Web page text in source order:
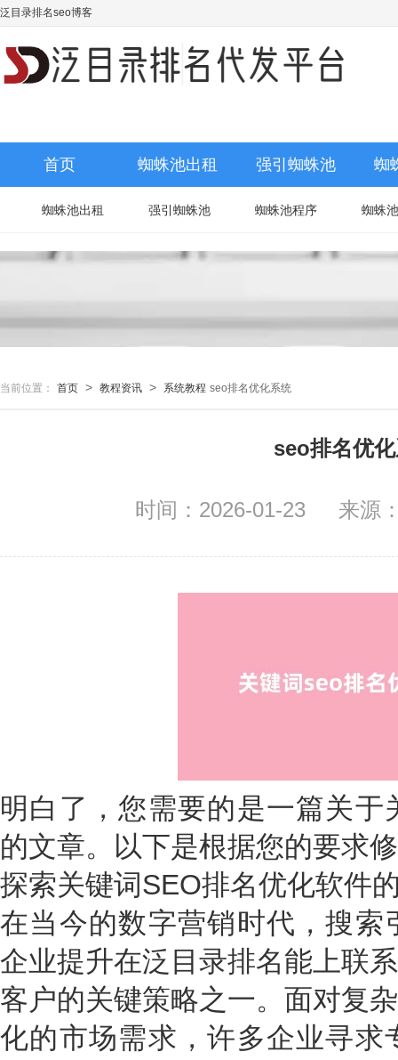
泛目录排名seo博客
首页 蜘蛛池出租 强引蜘蛛池 蜘
蜘蛛池出租 强引蜘蛛池 蜘蛛池程序 蜘蛛
当前位置： 首页 > 教程资讯 > 系统教程 seo排名优化系统
seo排名优
时间：2026-01-23 来源
明白了，您需要的是一篇关于
的文章。以下是根据您的要求
探索关键词SEO排名优化软件
在当今的数字营销时代，搜索
企业提升在泛目录排名能上联
客户的关键策略之一。面对复
化的市场需求，许多企业寻求